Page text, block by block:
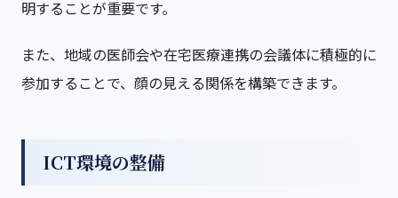
明することが重要です。
また、地域の医師会や在宅医療連携の会議体に積極的に
参加することで、顔の見える関係を構築できます。
ICT環境の整備